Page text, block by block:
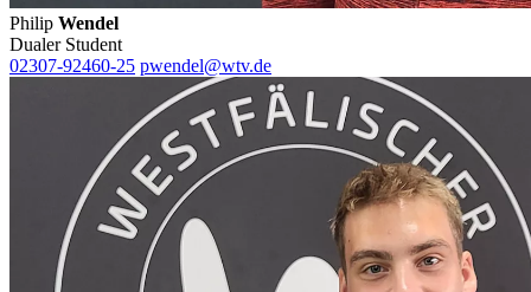
Philip Wendel
Dualer Student
02307-92460-25 pwendel@wtv.de